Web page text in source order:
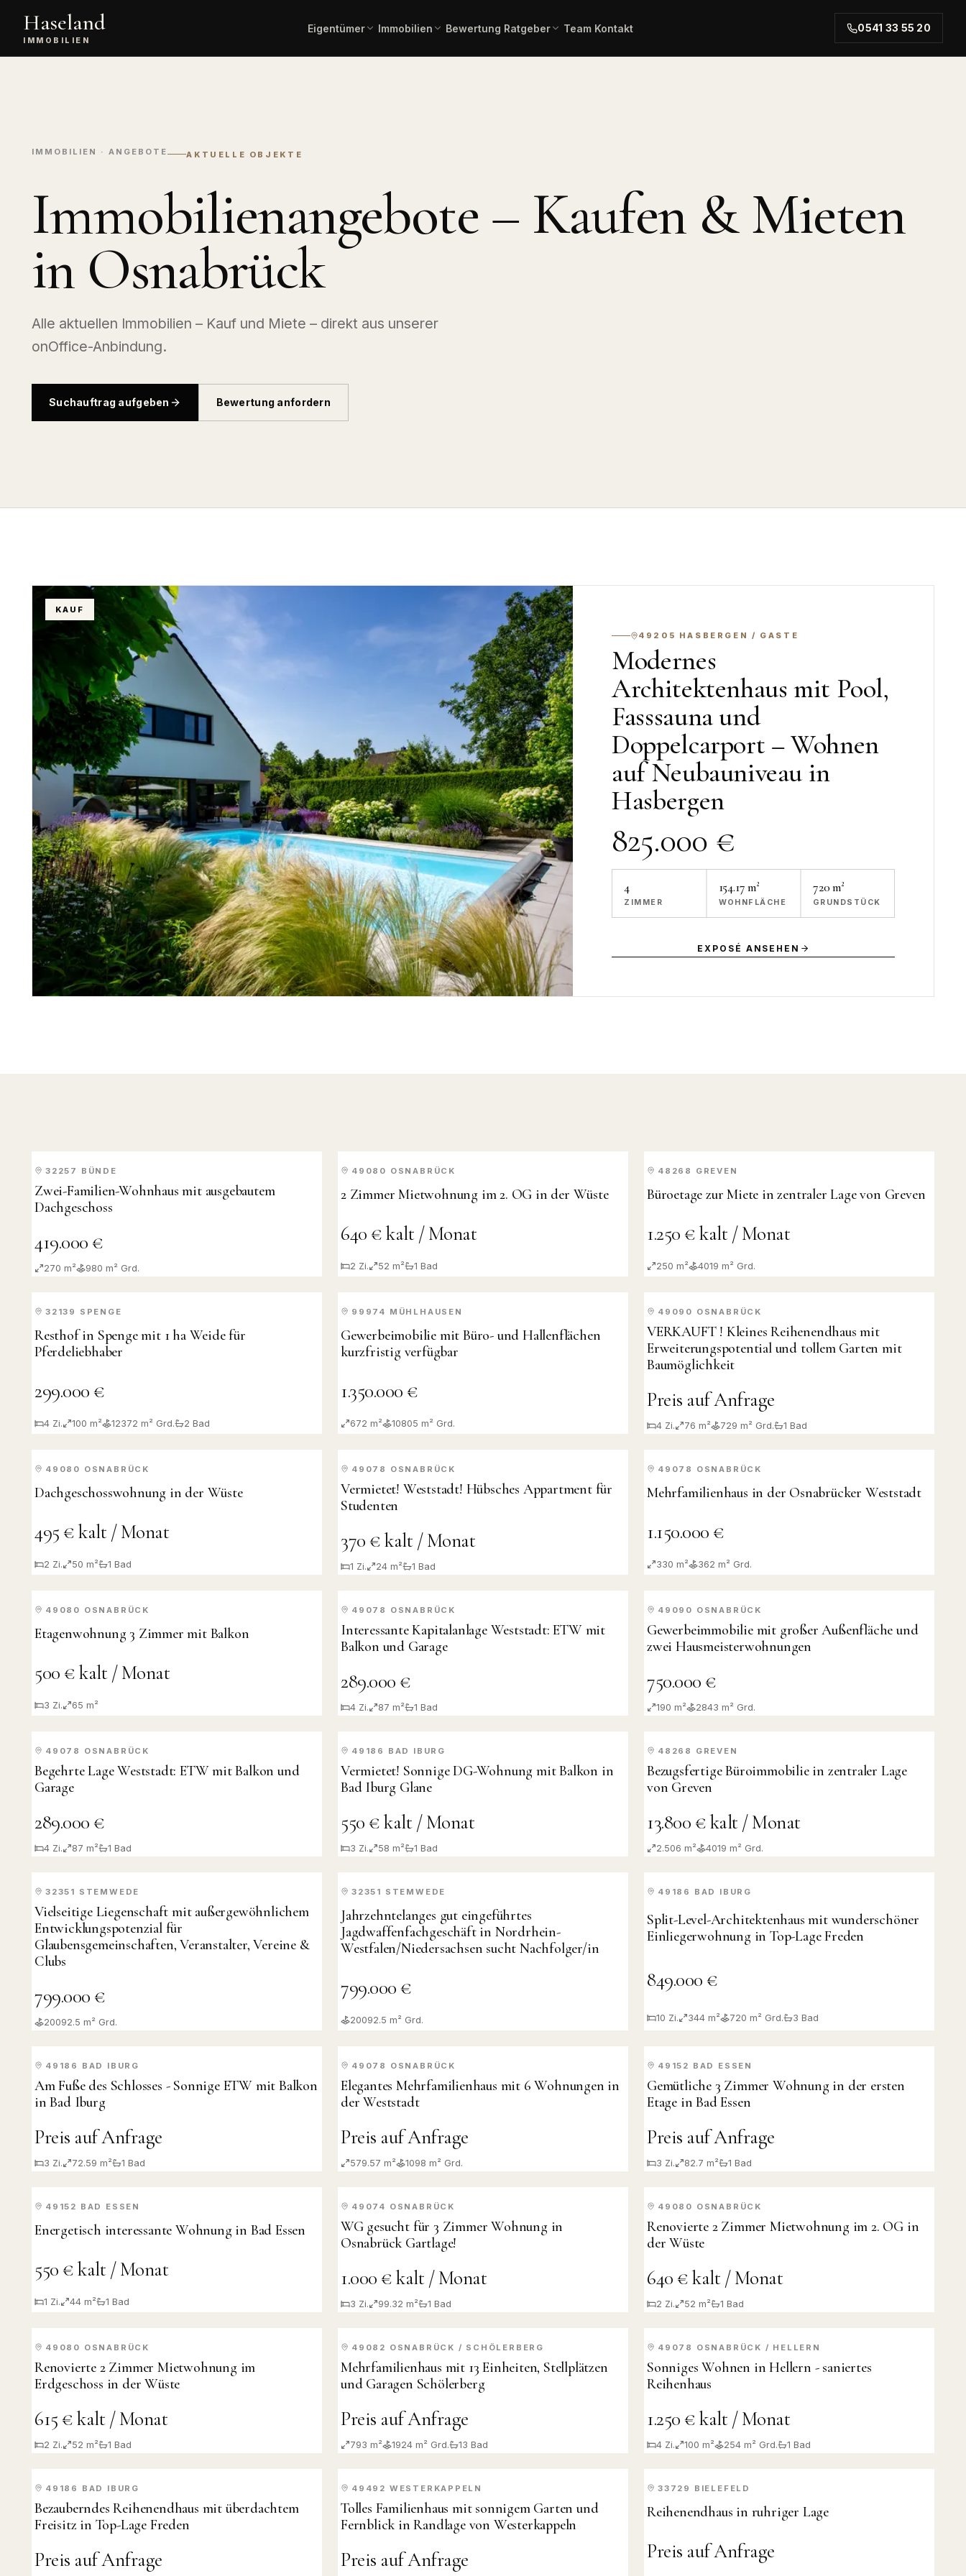
Haseland
IMMOBILIEN
Eigentümer
Übergabe.
Serviceleistungen
Premium-Vermarktung mit
Mehrwert.
Komplette Vermarktung
neuer Bauvorhaben.
Sachverständigen-
Service
Gutachten und detaillierte
Bewertung.
Immobilien
Landwirtschaftliche
Immobilien
Höfe, Äcker, Forstflächen.
Immobilientausch
Verkauf und Neukauf in einem
Finanzierung
Bewertung Ratgeber Team Kontakt 0541 33 55 20
IMMOBILIEN · ANGEBOTE AKTUELLE OBJEKTE
Immobilienangebote – Kaufen & Mieten
in Osnabrück
Alle aktuellen Immobilien – Kauf und Miete – direkt aus unserer
onOffice-Anbindung.
Suchauftrag aufgeben Bewertung anfordern
KAUF
49205 HASBERGEN / GASTE
Modernes
Architektenhaus mit Pool,
Fasssauna und
Doppelcarport – Wohnen
auf Neubauniveau in
Hasbergen
825.000 €
4
ZIMMER
154.17 m²
WOHNFLÄCHE
720m²
GRUNDSTÜCK
EXPOSÉ ANSEHEN
KAUF
32257 BÜNDE
Zwei-Familien-Wohnhaus mit ausgebautem
Dachgeschoss
419.000 €
270 m² 980 m² Grd.
MIETE
49080 OSNABRÜCK
2 Zimmer Mietwohnung im 2. OG in der Wüste
640 € kalt / Monat
2 Zi. 52 m² 1 Bad
MIETE
48268 GREVEN
Büroetage zur Miete in zentraler Lage von Greven
1.250 € kalt / Monat
250 m² 4019 m² Grd.
KAUF
32139 SPENGE
Resthof in Spenge mit 1 ha Weide für
Pferdeliebhaber
299.000 €
4 Zi. 100 m² 12372 m² Grd. 2 Bad
KAUF
99974 MÜHLHAUSEN
Gewerbeimobilie mit Büro- und Hallenflächen
kurzfristig verfügbar
1.350.000 €
672 m² 10805 m² Grd.
VERKAUFT
49090 OSNABRÜCK
VERKAUFT ! Kleines Reihenendhaus mit
Erweiterungspotential und tollem Garten mit
Baumöglichkeit
Preis auf Anfrage
4 Zi. 76 m² 729 m² Grd. 1 Bad
VERMIETET
49080 OSNABRÜCK
Dachgeschosswohnung in der Wüste
495 € kalt / Monat
2 Zi. 50 m² 1 Bad
VERMIETET
49078 OSNABRÜCK
Vermietet! Weststadt! Hübsches Appartment für
Studenten
370 € kalt / Monat
1 Zi. 24 m² 1 Bad
KAUF
49078 OSNABRÜCK
Mehrfamilienhaus in der Osnabrücker Weststadt
1.150.000 €
330 m² 362 m² Grd.
VERMIETET
49080 OSNABRÜCK
Etagenwohnung 3 Zimmer mit Balkon
500 € kalt / Monat
3 Zi. 65 m²
KAUF
49078 OSNABRÜCK
Interessante Kapitalanlage Weststadt: ETW mit
Balkon und Garage
289.000 €
4 Zi. 87 m² 1 Bad
KAUF
49090 OSNABRÜCK
Gewerbeimmobilie mit großer Außenfläche und
zwei Hausmeisterwohnungen
750.000 €
190 m² 2843 m² Grd.
KAUF
49078 OSNABRÜCK
Begehrte Lage Weststadt: ETW mit Balkon und
Garage
289.000 €
4 Zi. 87 m² 1 Bad
VERMIETET
49186 BAD IBURG
Vermietet! Sonnige DG-Wohnung mit Balkon in
Bad Iburg Glane
550 € kalt / Monat
3 Zi. 58 m² 1 Bad
MIETE
48268 GREVEN
Bezugsfertige Büroimmobilie in zentraler Lage
von Greven
13.800 € kalt / Monat
2.506 m² 4019 m² Grd.
KAUF
32351 STEMWEDE
Vielseitige Liegenschaft mit außergewöhnlichem
Entwicklungspotenzial für
Glaubensgemeinschaften, Veranstalter, Vereine &
Clubs
799.000 €
20092.5 m² Grd.
KAUF
32351 STEMWEDE
Jahrzehntelanges gut eingeführtes
Jagdwaffenfachgeschäft in Nordrhein-
Westfalen/Niedersachsen sucht Nachfolger/in
799.000 €
20092.5 m² Grd.
KAUF
49186 BAD IBURG
Split-Level-Architektenhaus mit wunderschöner
Einliegerwohnung in Top-Lage Freden
849.000 €
10 Zi. 344 m² 720 m² Grd. 3 Bad
VERKAUFT
49186 BAD IBURG
Am Fuße des Schlosses - Sonnige ETW mit Balkon
in Bad Iburg
Preis auf Anfrage
3 Zi. 72.59 m² 1 Bad
VERKAUFT
49078 OSNABRÜCK
Elegantes Mehrfamilienhaus mit 6 Wohnungen in
der Weststadt
Preis auf Anfrage
579.57 m² 1098 m² Grd.
VERMIETET
49152 BAD ESSEN
Gemütliche 3 Zimmer Wohnung in der ersten
Etage in Bad Essen
Preis auf Anfrage
3 Zi. 82.7 m² 1 Bad
VERMIETET
49152 BAD ESSEN
Energetisch interessante Wohnung in Bad Essen
550 € kalt / Monat
1 Zi. 44 m² 1 Bad
VERMIETET
49074 OSNABRÜCK
WG gesucht für 3 Zimmer Wohnung in
Osnabrück Gartlage!
1.000 € kalt / Monat
3 Zi. 99.32 m² 1 Bad
VERMIETET
49080 OSNABRÜCK
Renovierte 2 Zimmer Mietwohnung im 2. OG in
der Wüste
640 € kalt / Monat
2 Zi. 52 m² 1 Bad
VERMIETET
49080 OSNABRÜCK
Renovierte 2 Zimmer Mietwohnung im
Erdgeschoss in der Wüste
615 € kalt / Monat
2 Zi. 52 m² 1 Bad
VERKAUFT
49082 OSNABRÜCK / SCHÖLERBERG
Mehrfamilienhaus mit 13 Einheiten, Stellplätzen
und Garagen Schölerberg
Preis auf Anfrage
793 m² 1924 m² Grd. 13 Bad
VERMIETET
49078 OSNABRÜCK / HELLERN
Sonniges Wohnen in Hellern - saniertes
Reihenhaus
1.250 € kalt / Monat
4 Zi. 100 m² 254 m² Grd. 1 Bad
VERKAUFT
49186 BAD IBURG
Bezauberndes Reihenendhaus mit überdachtem
Freisitz in Top-Lage Freden
Preis auf Anfrage
VERKAUFT
49492 WESTERKAPPELN
Tolles Familienhaus mit sonnigem Garten und
Fernblick in Randlage von Westerkappeln
Preis auf Anfrage
VERKAUFT
33729 BIELEFELD
Reihenendhaus in ruhriger Lage
Preis auf Anfrage